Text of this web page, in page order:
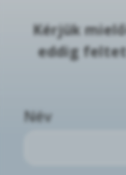
Kérjük
eddig
Név